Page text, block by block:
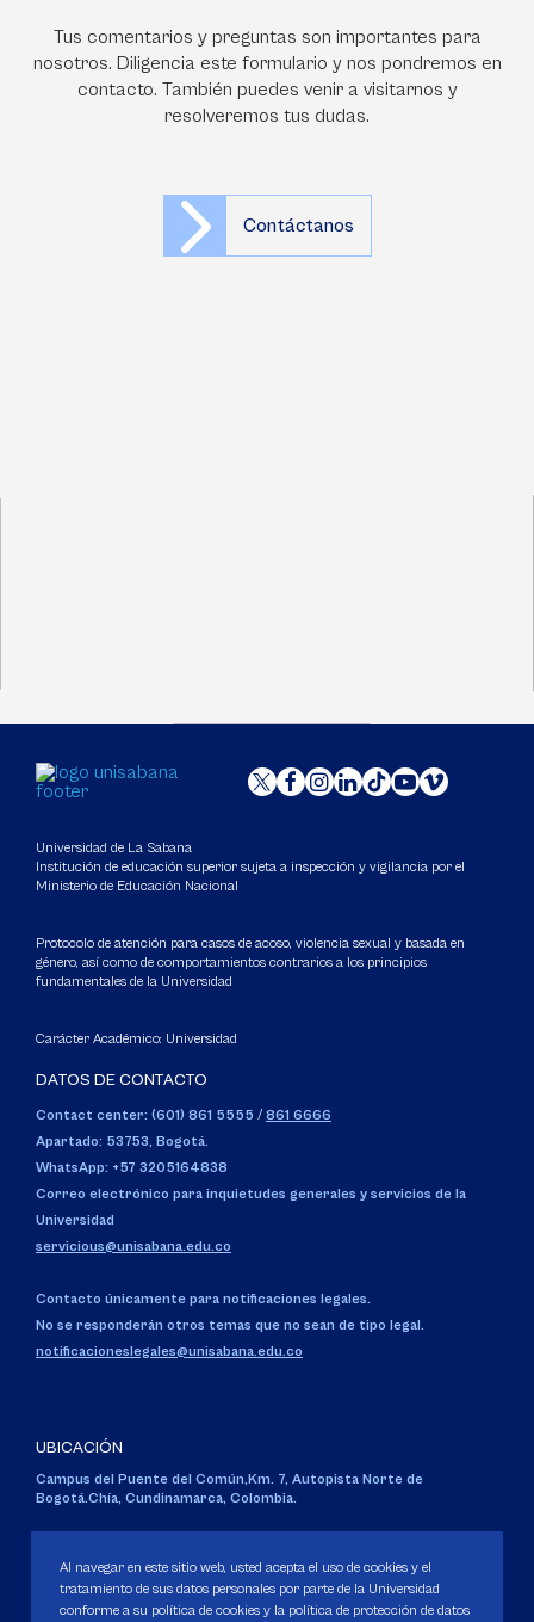
Tus comentarios y preguntas son importantes para
nosotros. Diligencia este formulario y nos pondremos en
contacto. También puedes venir a visitarnos y
resolveremos tus dudas.
Contáctanos
Universidad de La Sabana
Institución de educación superior sujeta a inspección y vigilancia por el
Ministerio de Educación Nacional
Protocolo de atención para casos de acoso, violencia sexual y basada en
género, así como de comportamientos contrarios a los principios
fundamentales de la Universidad
Carácter Académico: Universidad
DATOS DE CONTACTO
Contact center: (601) 861 5555 / 861 6666
Apartado: 53753, Bogotá.
WhatsApp: +57 3205164838
Correo electrónico para inquietudes generales y servicios de la
Universidad
servicious@unisabana.edu.co
Contacto únicamente para notificaciones legales.
No se responderán otros temas que no sean de tipo legal.
notificacioneslegales@unisabana.edu.co
UBICACIÓN
Campus del Puente del Común,Km. 7, Autopista Norte de
Bogotá.Chía, Cundinamarca, Colombia.
Personería Jurídica:Resolución 130 del 14 de enero de 1980.
Ministerio de Educación Nacional.
Al navegar en este sitio web, usted acepta el uso de cookies y el
tratamiento de sus datos personales por parte de la Universidad
conforme a su política de cookies y la política de protección de datos